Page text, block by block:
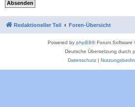
Redaktioneller Teil Foren-Übersicht
Powered by phpBB® Forum Software
Deutsche Übersetzung durch
Datenschutz|